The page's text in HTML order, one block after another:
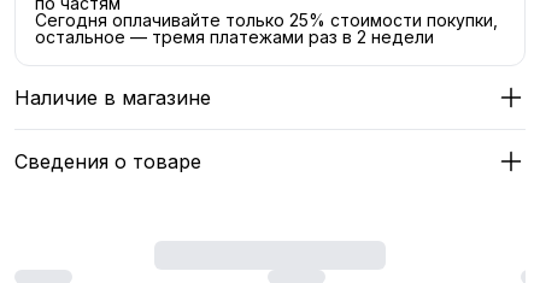
Сегодня оплачивайте только 25% стоимости покупки,
остальное — тремя платежами раз в 2 недели
Наличие в магазине
Сведения о товаре